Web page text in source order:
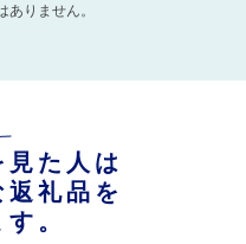
ありません。
見た人は
礼品を
。